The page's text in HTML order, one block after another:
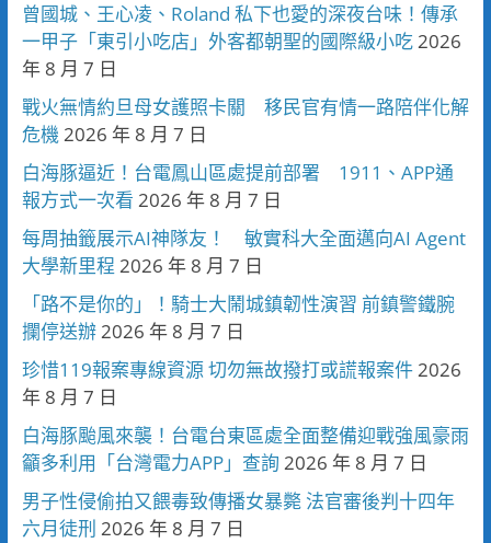
曾國城、王心凌、Roland 私下也愛的深夜台味！傳承
一甲子「東引小吃店」外客都朝聖的國際級小吃2026
年 8 月 7 日
戰火無情約旦母女護照卡關 移民官有情一路陪伴化解
危機2026 年 8 月 7 日
白海豚逼近！台電鳳山區處提前部署 1911、APP通
報方式一次看 2026 年 8 月 7 日
每周抽籤展示AI神隊友！ 敏實科大全面邁向AI Agent
大學新里程 2026 年 8 月 7 日
「路不是你的」！騎士大鬧城鎮韌性演習 前鎮警鐵腕
攔停送辦2026 年 8 月 7 日
珍惜119報案專線資源 切勿無故撥打或謊報案件2026
年 8 月 7 日
白海豚颱風來襲！台電台東區處全面整備迎戰強風豪雨
籲多利用「台灣電力APP」查詢 2026 年 8 月 7 日
男子性侵偷拍又餵毒致傳播女暴斃 法官審後判十四年
六月徒刑 2026 年 8 月 7 日